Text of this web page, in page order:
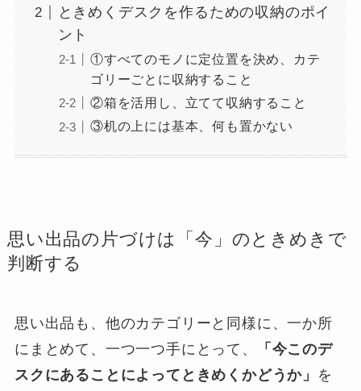
ときめくデスクを作るための収納のポイ
ント
①すべてのモノに定位置を決め、カテ
ゴリーごとに収納すること
②箱を活用し、立てて収納すること
③机の上には基本、何も置かない
思い出品の片づけは「今」のときめきで
判断する
思い出品も、他のカテゴリーと同様に、一か所
にまとめて、一つ一つ手にとって、
「今このデ
スクにあることによってときめくかどうか」 を